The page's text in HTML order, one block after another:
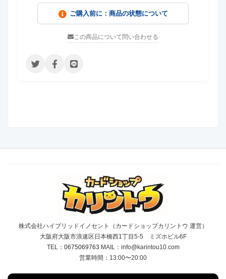
ご購入前に：商品の状態について
この商品について問い合わせる
株式会社ハイブリッドイノセント（カードショップカリントウ 運営）
大阪府大阪市浪速区日本橋西1丁目5-5 ミズホビル6F
TEL： 0675069763 MAIL：info@karintou10.com
営業時間：13:00〜20:00